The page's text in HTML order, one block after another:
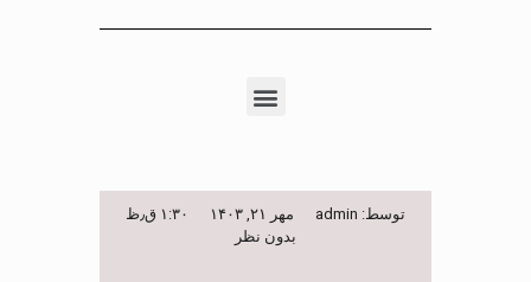
توسط: مهر ۲۱, ۱۴۰۳
۱:۳۰ ق٫ظ
بدون نظر